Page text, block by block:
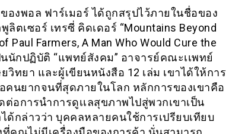
งพอล ฟาร์เมอร์ ได้ถูกสรุปไว้ภายในชื่อของ
ตเซอร์ เทรซี่ คิดเดอร์ “Mountains Beyond
Paul Farmers, A Man Who Would Cure the
นนักปฏิบัติ “แพทย์สังคม” อาจารย์คณะเเพทย์
ทยา และผู้เขียนหนังสือ 12 เล่ม เขาได้ให้การ
นยากจนที่สุดภายในโลก หลักการของเขาคือ
อการนำการดูเเลสุขภาพไปสู่พวกเขาเป็น
ด้กล่าวว่า บุคคลหลายคนใช้การเปรียบเทียบ